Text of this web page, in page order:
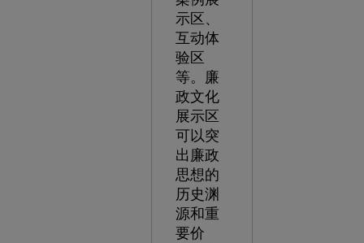
示区、
互动体
验区
等。廉
政文化
展示区
可以突
出廉政
思想的
历史渊
源和重
要价